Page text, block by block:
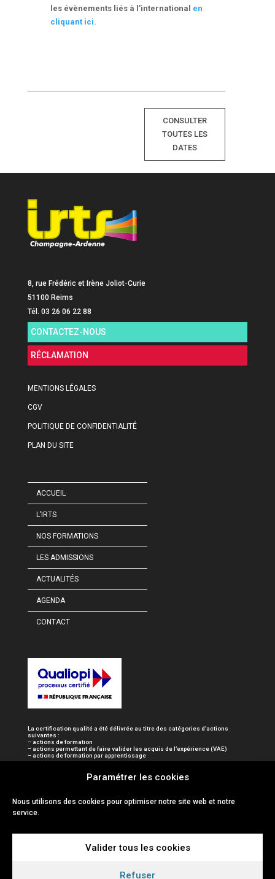
Paramétrer les cookies
Nous utilisons des cookies pour optimiser notre site web et notre
service.
Valider tous les cookies
Refuser
les évènements liés à l’international en
cliquant ici.
CONSULTER
TOUTES LES
DATES
8, rue Frédéric et Irène Joliot-Curie
51100 Reims
Tél. 03 26 06 22 88
CONTACTEZ-NOUS
RÉCLAMATION
MENTIONS LÉGALES
CGV
POLITIQUE DE CONFIDENTIALITÉ
PLAN DU SITE
ACCUEIL
L’IRTS
NOS FORMATIONS
LES ADMISSIONS
ACTUALITÉS
AGENDA
CONTACT
La certification qualité a été délivrée au titre des catégories d’actions
suivantes :
– actions de formation
– actions permettant de faire valider les acquis de l’expérience (VAE)
– actions de formation par apprentissage